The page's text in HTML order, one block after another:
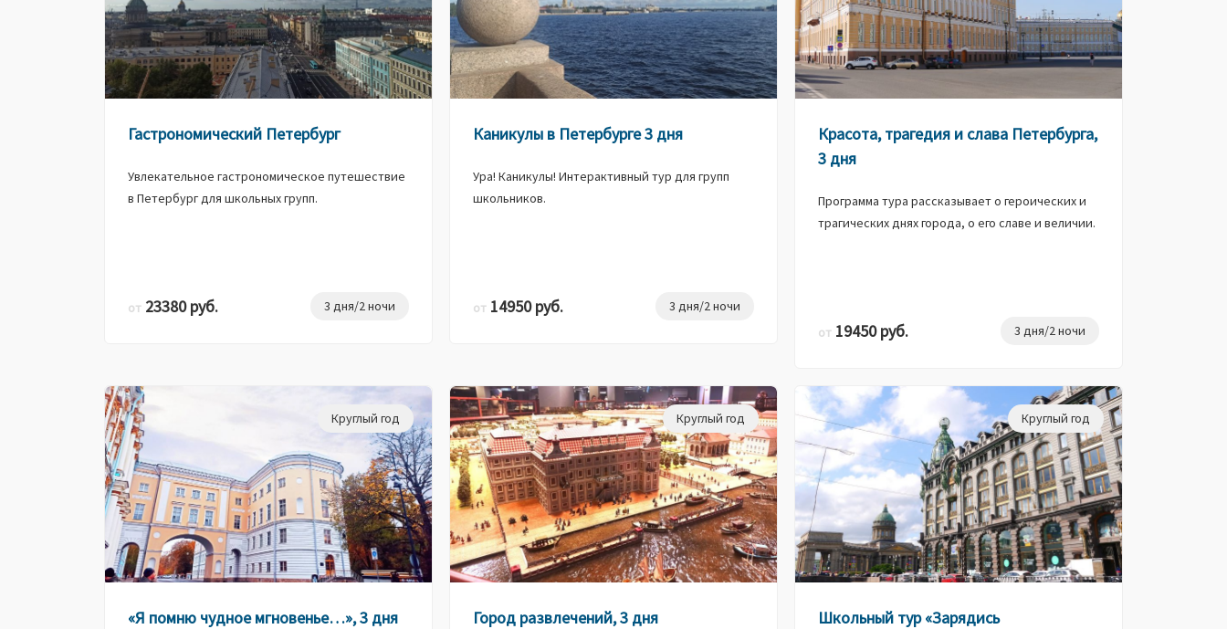
Гастрономический Петербург
Увлекательное гастрономическое путешествие
в Петербург для школьных групп.
от 23380 руб. 3 дня/2 ночи
Каникулы в Петербурге 3 дня
Ура! Каникулы! Интерактивный тур для групп
школьников.
от14950 руб. 3 дня/2 ночи
Красота, трагедия и слава Петербурга,
3 дня
Программа тура рассказывает о героических и
трагических днях города, о его славе и величии.
от19450 руб. 3 дня/2 ночи
Круглый год
«Я помню чудное мгновенье…», 3 дня
Круглый год
Город развлечений, 3 дня
Круглый год
Школьный тур «Зарядись